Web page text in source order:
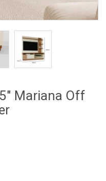
Mariana Off